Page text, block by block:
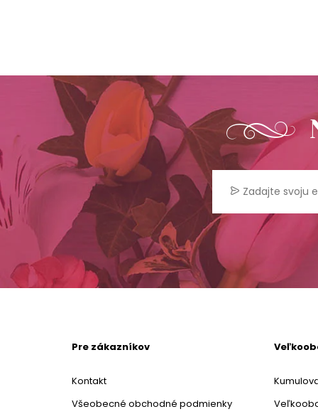
Pre zákazníkov
Kontakt
Všeobecné obchodné podmienky